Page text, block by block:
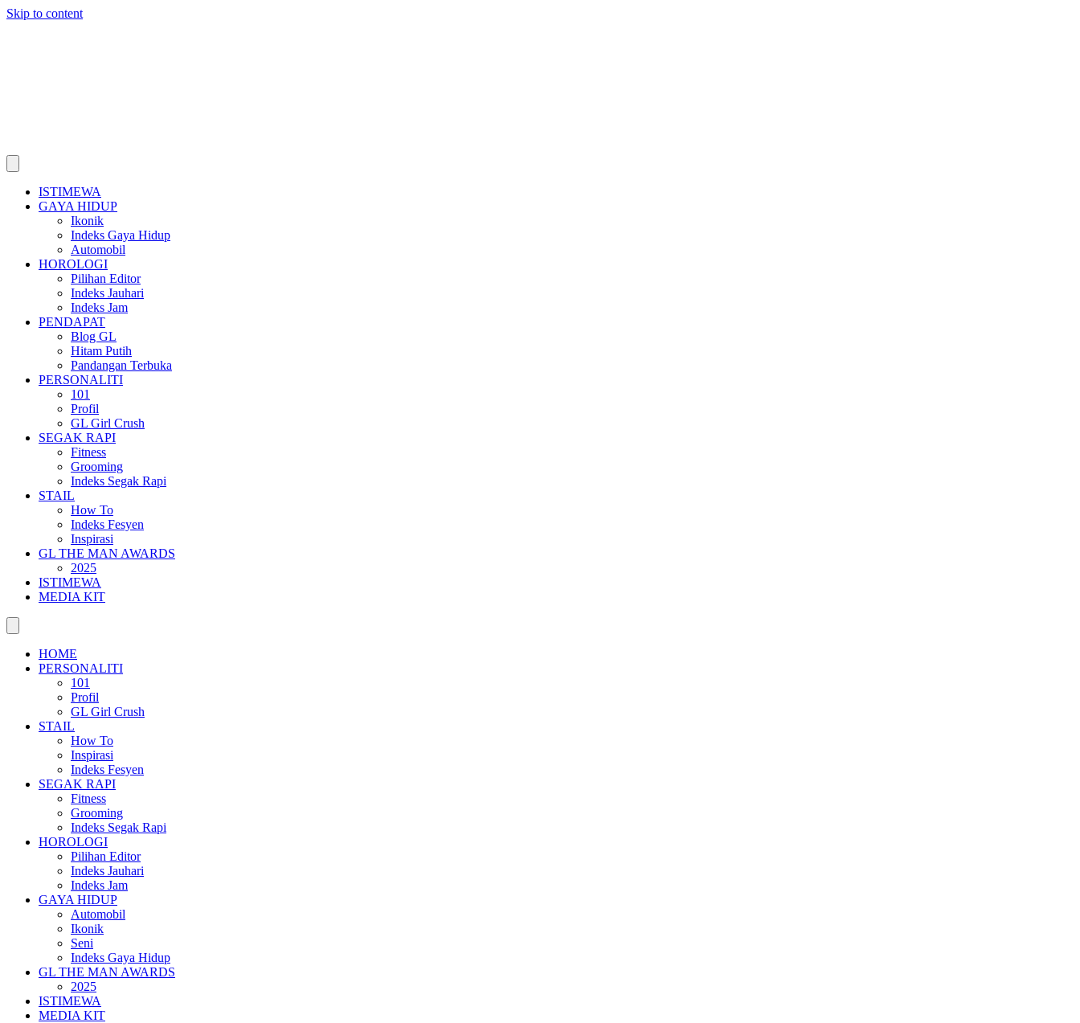
Skip to content
ISTIMEWA
GAYA HIDUP
Ikonik
Indeks Gaya Hidup
Automobil
HOROLOGI
Pilihan Editor
Indeks Jauhari
Indeks Jam
PENDAPAT
Blog GL
Hitam Putih
Pandangan Terbuka
PERSONALITI
101
Profil
GL Girl Crush
SEGAK RAPI
Fitness
Grooming
Indeks Segak Rapi
STAIL
How To
Indeks Fesyen
Inspirasi
GL THE MAN AWARDS
2025
ISTIMEWA
MEDIA KIT
HOME
PERSONALITI
101
Profil
GL Girl Crush
STAIL
How To
Inspirasi
Indeks Fesyen
SEGAK RAPI
Fitness
Grooming
Indeks Segak Rapi
HOROLOGI
Pilihan Editor
Indeks Jauhari
Indeks Jam
GAYA HIDUP
Automobil
Ikonik
Seni
Indeks Gaya Hidup
GL THE MAN AWARDS
2025
ISTIMEWA
MEDIA KIT